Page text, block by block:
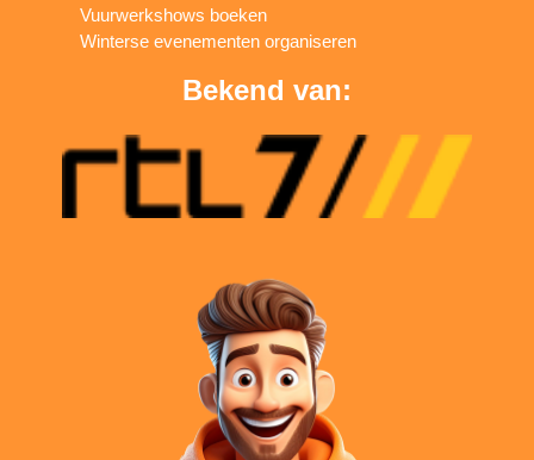
Vuurwerkshows boeken
Winterse evenementen organiseren
Bekend van: